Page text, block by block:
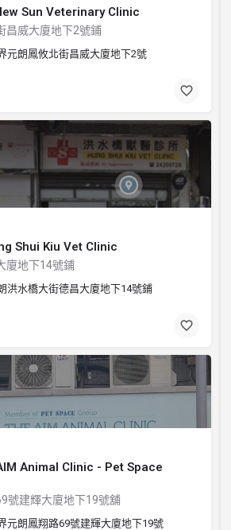
Sun Veterinary Clinic
昌威大廈地下2號鋪
元朗鳳攸北街昌威大廈地下2號
Shui Kiu Vet Clinic
廈地下14號鋪
洪水橋大街德昌大廈地下14號鋪
Animal Clinic - Pet Space
號建輝大廈地下19號舖
元朗鳳翔路69號建輝大廈地下19號